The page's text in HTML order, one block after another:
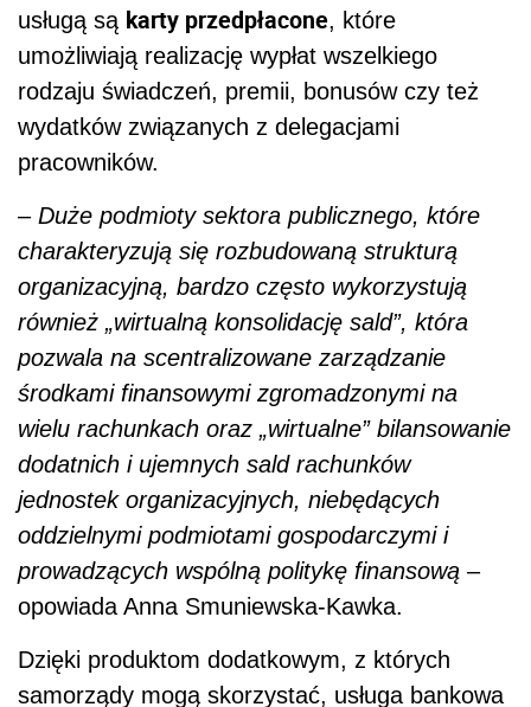
usługą są karty przedpłacone, które
umożliwiają realizację wypłat wszelkiego
rodzaju świadczeń, premii, bonusów czy też
wydatków związanych z delegacjami
pracowników.
– Duże podmioty sektora publicznego, które
charakteryzują się rozbudowaną strukturą
organizacyjną, bardzo często wykorzystują
również „wirtualną konsolidację sald”, która
pozwala na scentralizowane zarządzanie
środkami finansowymi zgromadzonymi na
wielu rachunkach oraz „wirtualne” bilansowanie
dodatnich i ujemnych sald rachunków
jednostek organizacyjnych, niebędących
oddzielnymi podmiotami gospodarczymi i
prowadzących wspólną politykę finansową –
opowiada Anna Smuniewska-Kawka.
Dzięki produktom dodatkowym, z których
samorządy mogą skorzystać, usługa bankowa